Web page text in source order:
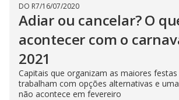
DO R7/16/07/2020
Adiar ou cancelar? O
acontecer com o
2021
Capitais que organizam as maiores
trabalham com opções alternativas e
não acontece em fevereiro